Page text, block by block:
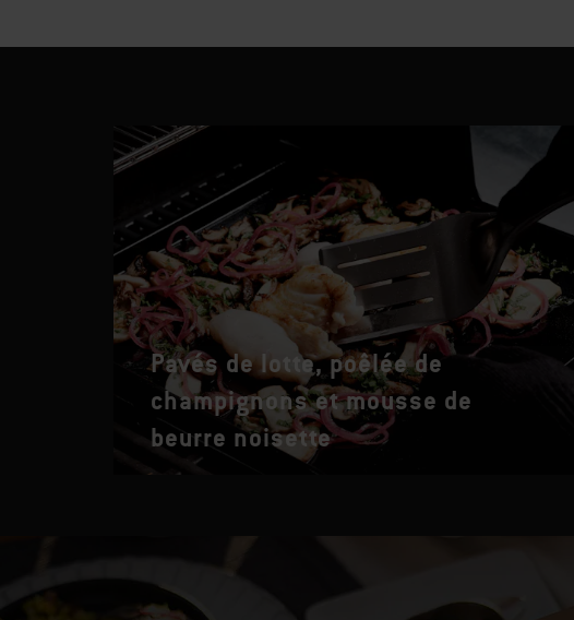
Pavés de lotte, poêlée de
champignons et mousse de
beurre noisette